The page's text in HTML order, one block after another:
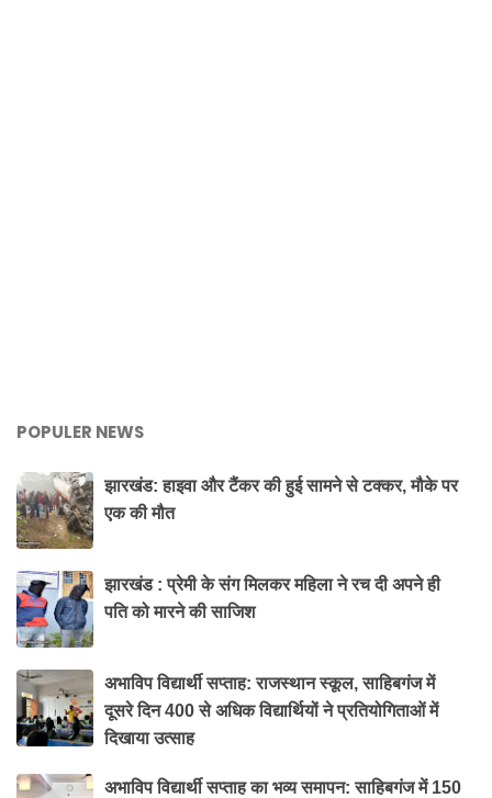
POPULER NEWS
झारखंड: हाइवा और टैंकर की हुई सामने से टक्कर, मौके पर
एक की मौत
झारखंड : प्रेमी के संग मिलकर महिला ने रच दी अपने ही
पति को मारने की साजिश
अभाविप विद्यार्थी सप्ताह: राजस्थान स्कूल, साहिबगंज में
दूसरे दिन 400 से अधिक विद्यार्थियों ने प्रतियोगिताओं में
दिखाया उत्साह
अभाविप विद्यार्थी सप्ताह का भव्य समापन: साहिबगंज में 150